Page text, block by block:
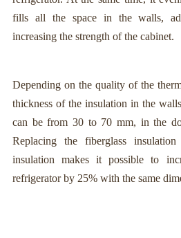
fills all the space in the walls,
increasing the strength of the cabinet.
Depending on the quality of the
thickness of the insulation in the
can be from 30 to 70 mm, in the
Replacing the fiberglass
insulation makes it possible to
refrigerator by 25% with the same